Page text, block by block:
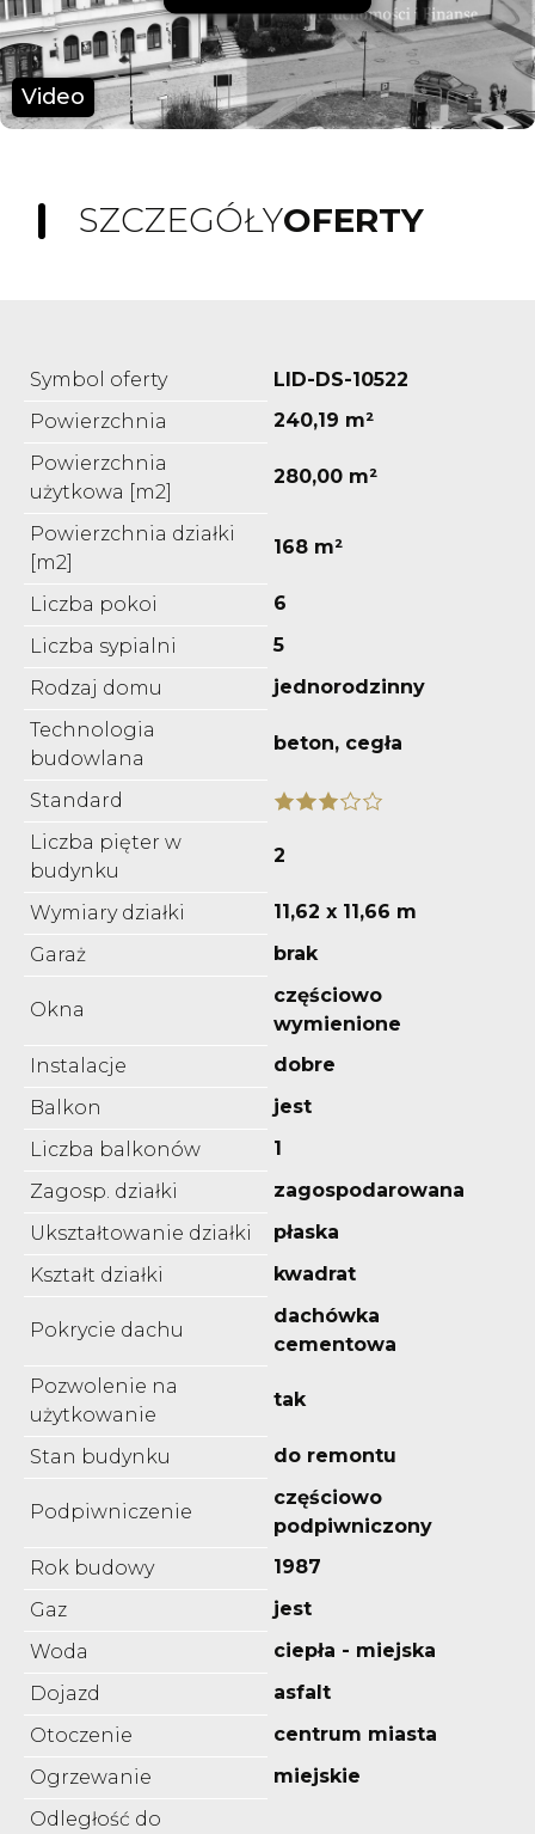
Video
SZCZEGÓŁYOFERTY
Symbol oferty
LID-DS-10522
Powierzchnia
240,19 m²
Powierzchnia
użytkowa [m2]
280,00 m²
Powierzchnia działki
[m2]
168 m²
Liczba pokoi
6
Liczba sypialni
5
Rodzaj domu
jednorodzinny
Technologia
budowlana
beton, cegła
Standard
Liczba pięter w
budynku
2
Wymiary działki
11,62 x 11,66 m
Garaż
brak
Okna
częściowo
wymienione
Instalacje
dobre
Balkon
jest
Liczba balkonów
1
Zagosp. działki
zagospodarowana
Ukształtowanie działki
płaska
Kształt działki
kwadrat
Pokrycie dachu
dachówka
cementowa
Pozwolenie na
użytkowanie
tak
Stan budynku do remontu
Podpiwniczenie
częściowo
podpiwniczony
Rok budowy
1987
Gaz
jest
Woda
ciepła - miejska
Dojazd
asfalt
Otoczenie
centrum miasta
Ogrzewanie
miejskie
Odległość do